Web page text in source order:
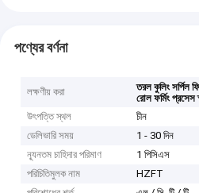
পণ্যের বর্ণনা
লক্ষণীয় করা তরল কুলিং সর্পিল
রোল ফর্মিং প্রসেস
উৎপত্তি স্থল
চীন
ডেলিভারি সময়
1 - 30 দিন
ন্যূনতম চাহিদার পরিমাণ
1 পিসিএস
পরিচিতিমুলক নাম
HZFT